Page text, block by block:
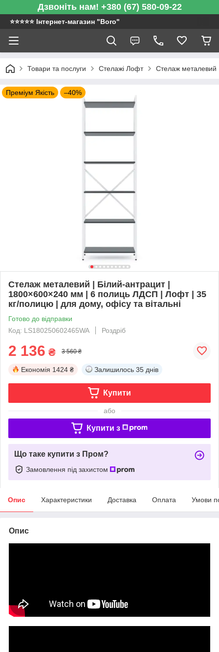
Дзвоніть нам! +380 (67) 580-09-22
⭐️⭐️⭐️⭐️⭐️ Інтернет-магазин "Boro"
Товари та послуги Стелажі Лофт Стелаж металевий
Преміум Якість –40%
Стелаж металевий | Білий-антрацит |
1800×600×240 мм | 6 полиць ЛДСП | Лофт | 35
кг/полицю | для дому, офісу та вітальні
Готово до відправки
Код: LS180250602465WA
Роздріб
2 136 ₴ 3 560 ₴
Економія 1424 ₴ Залишилось 35 днів
Купити
або
Купити з
Що таке купити з Пром?
Замовлення під захистом
Опис Характеристики Доставка Оплата Умови
Опис